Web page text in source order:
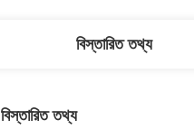
বিস্তারিত তথ্য
বিস্তারিত তথ্য